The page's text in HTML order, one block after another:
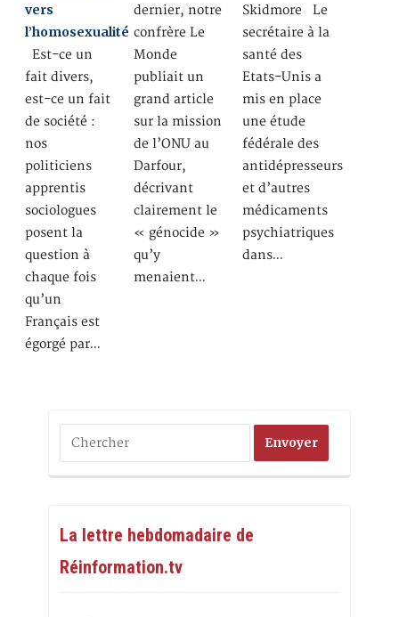
vers
l’homosexualité
Est-ce un
fait divers,
est-ce un fait
de société :
nos
politiciens
apprentis
sociologues
posent la
question à
chaque fois
qu’un
Français est
égorgé par…
dernier, notre
confrère Le
Monde
publiait un
grand article
sur la mission
de l’ONU au
Darfour,
décrivant
clairement le
« génocide »
qu’y
menaient…
Skidmore Le
secrétaire à la
santé des
Etats-Unis a
mis en place
une étude
fédérale des
antidépresseurs
et d’autres
médicaments
psychiatriques
dans…
La lettre hebdomadaire de
Réinformation.tv